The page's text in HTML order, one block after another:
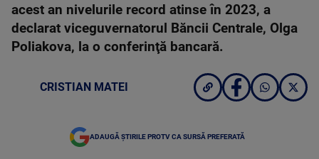
acest an nivelurile record atinse în 2023, a
declarat viceguvernatorul Băncii Centrale, Olga
Poliakova, la o conferinţă bancară.
CRISTIAN MATEI
ADAUGĂ ȘTIRILE PROTV CA SURSĂ PREFERATĂ